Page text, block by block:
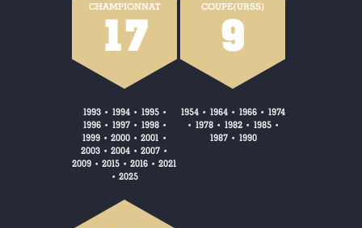
CHAMPIONNAT
17
1993• 1994• 1995•
1996• 1997• 1998•
1999 • 2000 • 2001 •
2003 • 2004 • 2007 •
2009 • 2015 • 2016 • 2021
• 2025
COUPE(URSS)
9
1954 • 1964 • 1966 • 1974
• 1978• 1982• 1985•
1987• 1990